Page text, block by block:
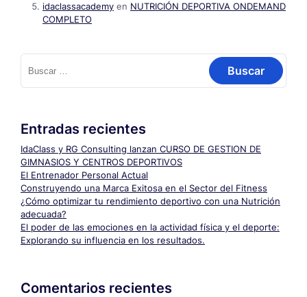
idaclassacademy en NUTRICIÓN DEPORTIVA ONDEMAND
COMPLETO
Buscar:
Entradas recientes
IdaClass y RG Consulting lanzan CURSO DE GESTION DE
GIMNASIOS Y CENTROS DEPORTIVOS
El Entrenador Personal Actual
Construyendo una Marca Exitosa en el Sector del Fitness
¿Cómo optimizar tu rendimiento deportivo con una Nutrición
adecuada?
El poder de las emociones en la actividad física y el deporte:
Explorando su influencia en los resultados.
Comentarios recientes